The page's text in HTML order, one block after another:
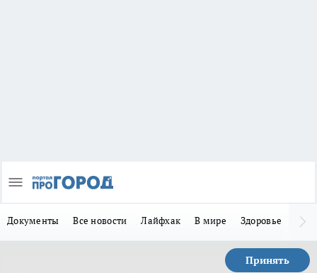
Документы Все новости Лайфхак В мире Здоровье
Принять